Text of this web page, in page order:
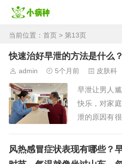
当前位置： 首页 > 第13页
快速治好早泄的方法是什么？
admin 5个月前 皮肤科
早泄让男人
快乐，对家
泄的原因有
找出自身的
病，才能够
风热感冒症状表现有哪些？